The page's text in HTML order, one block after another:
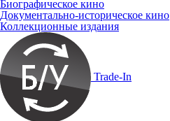
Биографическое кино
Документально-историческое кино
Коллекционные издания
Trade-In